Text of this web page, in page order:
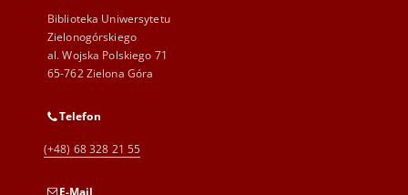
Biblioteka Uniwersytetu
Zielonogórskiego
al. Wojska Polskiego 71
65-762 Zielona Góra
Telefon
(+48) 68 328 21 55
E-Mail